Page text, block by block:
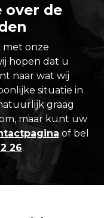
over de
met onze
hopen dat u
naar wat wij
situatie in
graag
maar kunt uw
of bel
26.